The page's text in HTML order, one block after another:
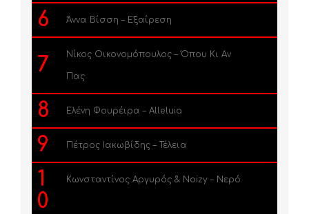
6 Άννα Βίσση – Εξαίρεση
7 Νίκος Οικονομόπουλος – Όπου Κι Αν
Πας
8 Ελένη Φουρέιρα – Alleluia
9 Πέτρος Ιακωβίδης – Τέλεια
1
0
Κωνσταντίνος Αργυρός & Noizy – Νερό